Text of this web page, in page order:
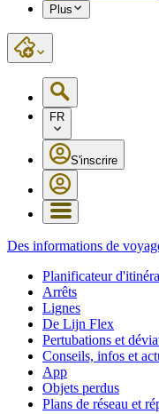
Plus
FR
S'inscrire
Des informations de
Planificateur
Arrêts
Lignes
De Lijn Flex
Pertubations et
Conseils, infos et
App
Objets perdus
Plans de réseau et